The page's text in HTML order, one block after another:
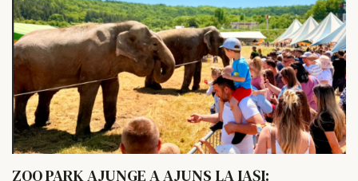
ZOO PARK AJUNGE A AJUNS LA IAȘI: